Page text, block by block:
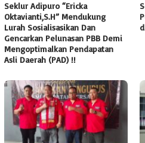
Seklur Adipuro “Ericka
Oktavianti,S.H” Mendukung
Lurah Sosialisasikan Dan
Gencarkan Pelunasan PBB Demi
Mengoptimalkan Pendapatan
Asli Daerah (PAD) !!